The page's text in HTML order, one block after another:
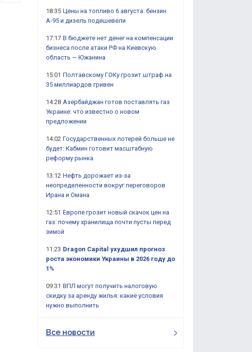
18:35 Цены на топливо 6 августа: бензин
А-95 и дизель подешевели
17:17 В бюджете нет денег на компенсации
бизнеса после атаки РФ на Киевскую
область — Южанина
15:01 Полтавскому ГОКу грозит штраф на
35 миллиардов гривен
14:28 Азербайджан готов поставлять газ
Украине: что известно о новом
предложении
14:02 Государственных лотерей больше не
будет: Кабмин готовит масштабную
реформу рынка
13:12 Нефть дорожает из-за
неопределенности вокруг переговоров
Ирана и Омана
12:51 Европе грозит новый скачок цен на
газ: почему хранилища почти пусты перед
зимой
11:23 Dragon Capital ухудшил прогноз
роста экономики Украины в 2026 году до
1%
09:31 ВПЛ могут получить налоговую
скидку за аренду жилья: какие условия
нужно выполнить
Все новости